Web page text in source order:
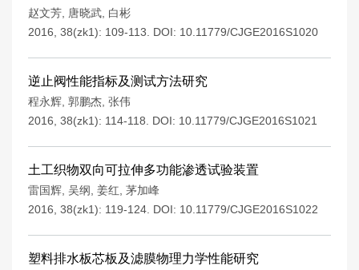
赵文芳 唐晓武 白彬
2016, 38(zk1): 109-113.
DOI: 10.11779/CJGE2016S1020
逆止阀性能指标及测试方法研究
程永辉 郭鹏杰 张伟
2016, 38(zk1): 114-118.
DOI: 10.11779/CJGE2016S1021
土工织物双向可拉伸多功能渗透试验装置
雷国辉 吴纲 姜红 茅加峰
2016, 38(zk1): 119-124. DOI: 10.11779/CJGE2016S1022
塑料排水板芯板及滤膜物理力学性能研究